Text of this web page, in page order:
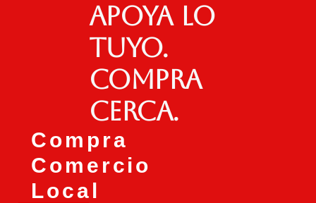
Apoya lo
tuyo.
Compra
cerca.
Compra
Comercio
Local